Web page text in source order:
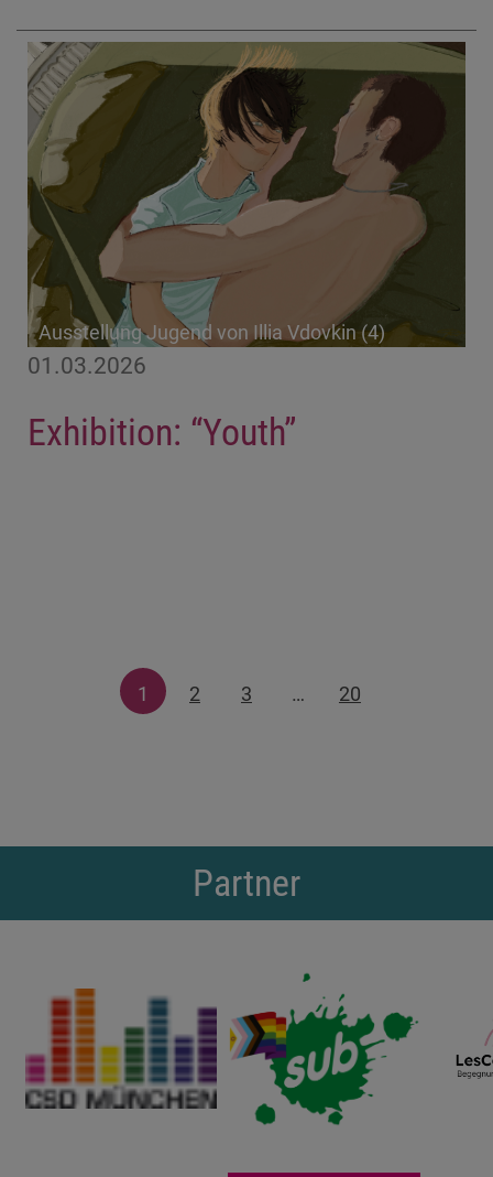
01.03.2026
Exhibition: “Youth”
Ausstellung Jugend von Illia Vdovkin (4)
1 2 3 … 20
Partner